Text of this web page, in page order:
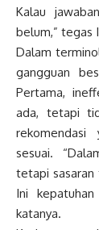
Kalau
belum,” tegas
Dalam
gangguan
Pertama,
ada, tetapi
rekomendasi
sesuai.
tetapi sasaran
Ini
katanya.